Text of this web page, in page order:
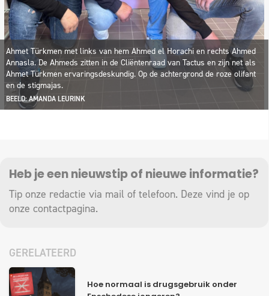
Ahmet Türkmen met links van hem Ahmed el Horachi en rechts Ahmed
Annasla. De Ahmeds zitten in de Cliëntenraad van Tactus en zijn net als
Ahmet Türkmen ervaringsdeskundig. Op de achtergrond de roze olifant
en de stigmajas.
BEELD: AMANDA LEURINK
Heb je een nieuwstip of nieuwe informatie?
Tip onze redactie via mail of telefoon. Deze vind je op
onze contactpagina.
GERELATEERD
Hoe normaal is drugsgebruik onder